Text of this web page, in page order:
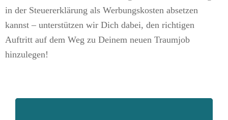
in der Steuererklärung als Werbungskosten absetzen
kannst – unterstützen wir Dich dabei, den richtigen
Auftritt auf dem Weg zu Deinem neuen Traumjob
hinzulegen!